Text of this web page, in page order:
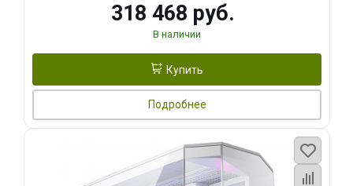
318 468 руб.
В наличии
Купить
Подробнее